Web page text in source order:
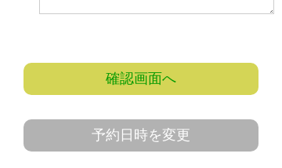
確認画面へ
予約日時を変更